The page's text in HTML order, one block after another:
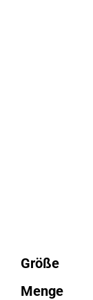
Größe
Menge